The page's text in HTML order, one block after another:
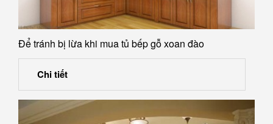
Để tránh bị lừa khi mua tủ bếp gỗ xoan đào
Chi tiết